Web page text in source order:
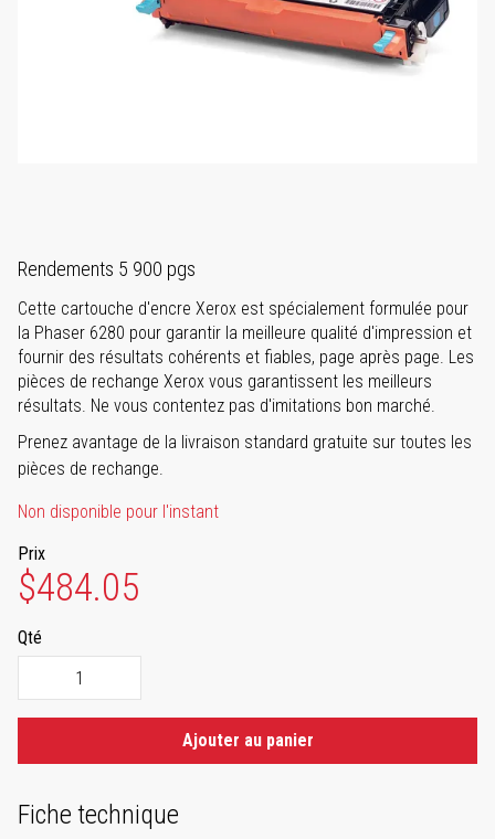
Rendements 5 900 pgs
Cette cartouche d'encre Xerox est spécialement formulée pour
la Phaser 6280 pour garantir la meilleure qualité d'impression et
fournir des résultats cohérents et fiables, page après page. Les
pièces de rechange Xerox vous garantissent les meilleurs
résultats. Ne vous contentez pas d'imitations bon marché.
Prenez avantage de la livraison standard gratuite sur toutes les
pièces de rechange.
Non disponible pour l'instant
Prix
$484.05
Qté
Ajouter au panier
Fiche technique